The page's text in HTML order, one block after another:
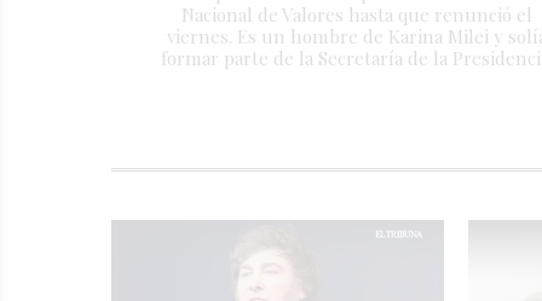
Nacional de Valores hasta que renunció el
viernes. Es un hombre de Karina Milei y
formar parte de la Secretaría de la